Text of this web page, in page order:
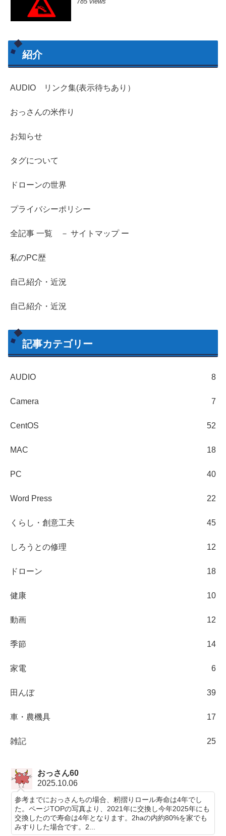
紹介
AUDIO リンク集(表示待ちあり）
おっさんの米作り
お知らせ
タグについて
ドローンの世界
プライバシーポリシー
全記事 一覧 － サイトマップ ー
私のPC歴
自己紹介・近況
自己紹介・近況
記事カテゴリー
AUDIO 8
Camera 7
CentOS 52
MAC 18
PC 40
Word Press 22
くらし・創意工夫 45
しろうとの修理 12
ドローン 18
健康 10
動画 12
季節 14
家電 6
田んぼ 39
車・農機具 17
雑記 25
おっさん60
2025.10.06
参考までにおっさんちの場合、籾摺りロール寿命は4年でし
た。ページTOPの写真より、2021年に交換し今年2025年にも
交換したので寿命は4年となります。2haの内約80%を家でも
みすりした場合です。2...